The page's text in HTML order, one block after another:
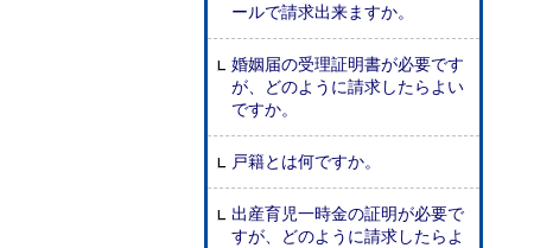
ールで請求出来ますか。
婚姻届の受理証明書が必要です
が、どのように請求したらよい
ですか。
戸籍とは何ですか。
出産育児一時金の証明が必要で
すが、どのように請求したらよ